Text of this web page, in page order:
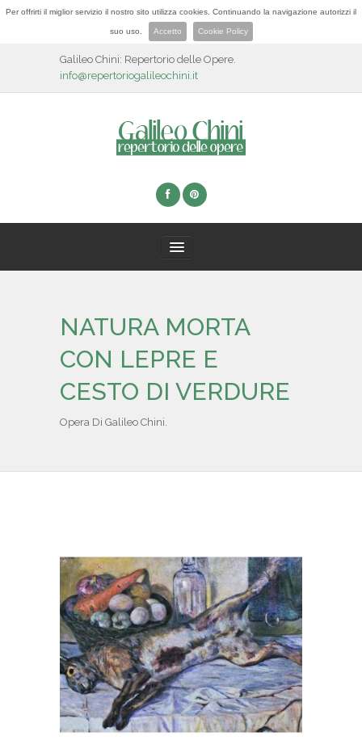
Per offrirti il miglior servizio il nostro sito utilizza cookies. Continuando la navigazione autorizzi il
suo uso. Accetto Cookie Policy
Galileo Chini: Repertorio delle Opere.
info@repertoriogalileochini.it
BIOGRAFIA
COLLABORATORI
NATURA MORTA
CON LEPRE E
CESTO DI VERDURE
Opera Di Galileo Chini.